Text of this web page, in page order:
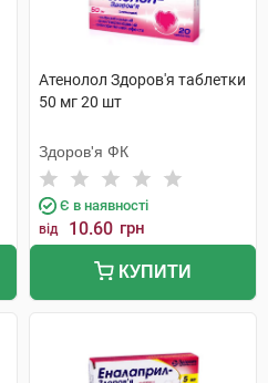
Атенолол Здоров'я таблетки
50 мг 20 шт
Здоров'я ФК
Є в наявності
від 10.60 грн
КУПИТИ